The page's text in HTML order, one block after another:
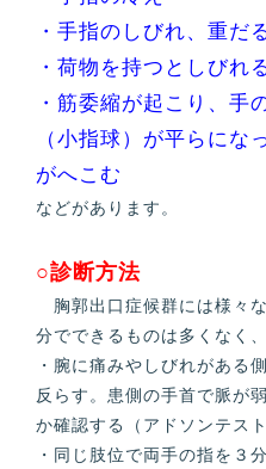
・手指のしびれ、重だ
・荷物を持つとしびれ
・筋委縮が起こり、手
（小指球）が平らにな
がへこむ
などがあります。
○診断方法
胸郭出口症候群には様々
分でできるものは多くなく、
・腕に痛みやしびれがある
反らす。患側の手首で脈が
か確認する（アドソンテスト
・同じ肢位で両手の指を３